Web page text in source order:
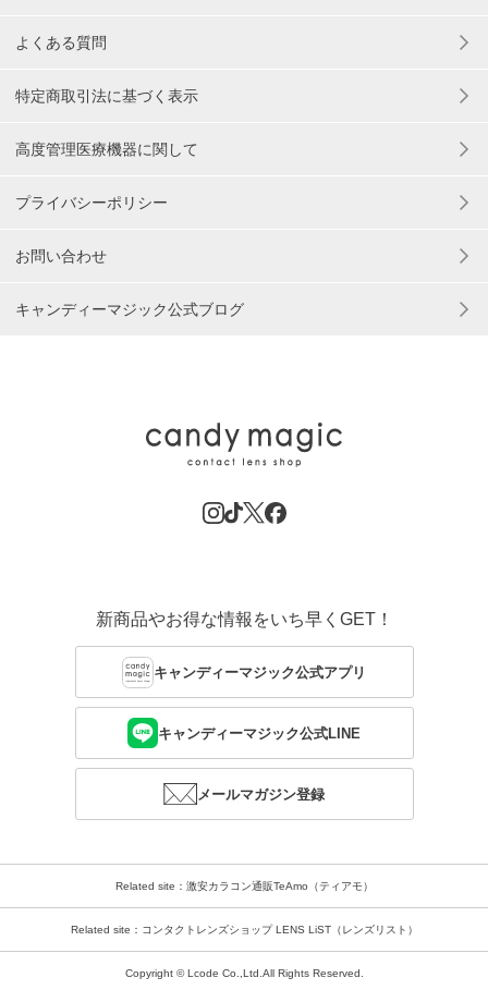
よくある質問
特定商取引法に基づく表示
高度管理医療機器に関して
プライバシーポリシー
お問い合わせ
キャンディーマジック公式ブログ
新商品やお得な情報をいち早くGET！
キャンディーマジック公式アプリ
キャンディーマジック公式LINE
メールマガジン登録
Related site：激安カラコン通販TeAmo（ティアモ）
Related site：コンタクトレンズショップ LENS LiST（レンズリスト）
Copyright © Lcode Co.,Ltd.All Rights Reserved.